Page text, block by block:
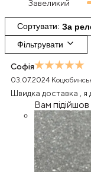
Завеликий
Сортувати За
Фільтрувати
Софія
03.07.2024
Швидка доставка ,
Вам